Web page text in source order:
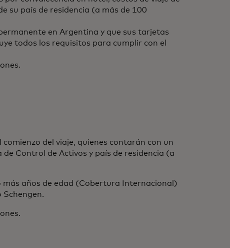
su país de residencia (a más de 100
en Argentina y que sus tarjetas
todos los requisitos para cumplir con el
del viaje, quienes contarán con un
Control de Activos y país de residencia (a
más años de edad (Cobertura Internacional)